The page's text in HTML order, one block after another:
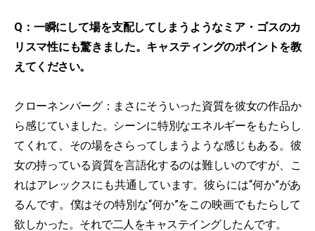
Q：一瞬にして場を支配してしまうようなミア・ゴスのカ
リスマ性にも驚きました。キャスティングのポイントを教
えてください。
クローネンバーグ：まさにそういった資質を彼女の作品か
ら感じていました。シーンに特別なエネルギーをもたらし
てくれて、その場をさらってしまうような感じもある。彼
女の持っている資質を言語化するのは難しいのですが、こ
れはアレックスにも共通しています。彼らには“何か”があ
るんです。僕はその特別な“何か”をこの映画でもたらして
欲しかった。それで二人をキャステイングしたんです。